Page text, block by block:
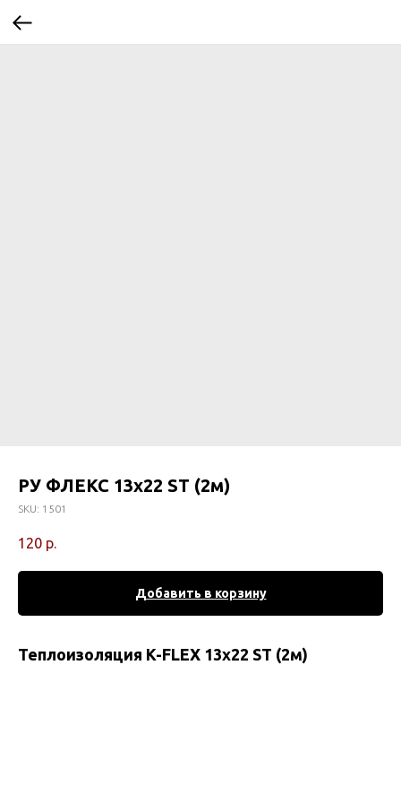
РУ ФЛЕКС 13x22 ST (2м)
SKU: 1501
120 р.
Добавить в корзину
Теплоизоляция K-FLEX 13x22 ST (2м)